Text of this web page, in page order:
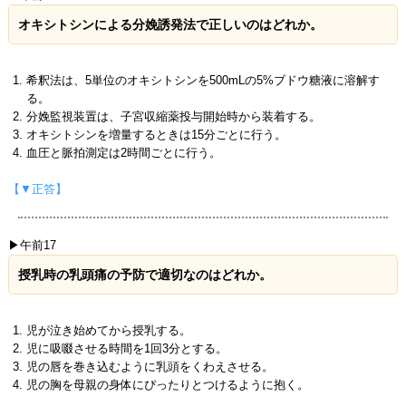
オキシトシンによる分娩誘発法で正しいのはどれか。
希釈法は、5単位のオキシトシンを500mLの5%ブドウ糖液に溶解す
る。
分娩監視装置は、子宮収縮薬投与開始時から装着する。
オキシトシンを増量するときは15分ごとに行う。
血圧と脈拍測定は2時間ごとに行う。
【▼正答】
▶午前17
授乳時の乳頭痛の予防で適切なのはどれか。
児が泣き始めてから授乳する。
児に吸啜させる時間を1回3分とする。
児の唇を巻き込むように乳頭をくわえさせる。
児の胸を母親の身体にぴったりとつけるように抱く。